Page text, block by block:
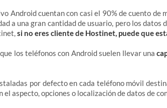
Android cuentan con casi el 90% de cuento de
a una gran cantidad de usuario, pero los datos
si no eres cliente de Hostinet, puede que
los teléfonos con Android suelen llevar una
por defecto en cada teléfono móvil
el aspecto, opciones o localización de datos de